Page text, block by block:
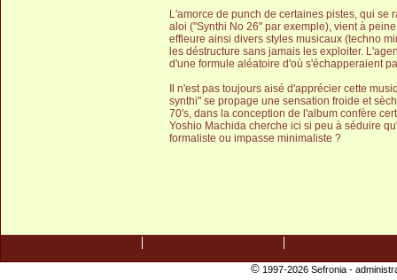
L'amorce de punch de certaines pistes, qui
aloi ("Synthi No 26" par exemple), vient à
effleure ainsi divers styles musicaux (techno
les déstructure sans jamais les exploiter.
d'une formule aléatoire d'où s'échapperaient
Il n'est pas toujours aisé d'apprécier cette
synthi" se propage une sensation froide et
70's, dans la conception de l'album confère
Yoshio Machida cherche ici si peu à séduire
formaliste ou impasse minimaliste ?
©1997-2026 Sefronia -